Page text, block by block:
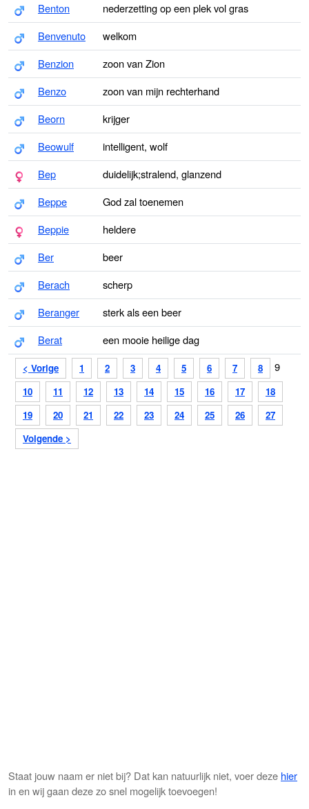
< Vorige 1 2 3 4 5 6 7 8 9
10 11 12 13 14 15 16 17
18
19
20 21 22 23 24 25 26
27
Volgende >
Benton
nederzetting op een plek vol gras
Benvenuto
welkom
Benzion
zoon van Zion
Benzo
zoon van mijn rechterhand
Beorn
krijger
Beowulf
intelligent, wolf
Bep
duidelijk;stralend, glanzend
Beppe
God zal toenemen
Beppie
heldere
Ber
beer
Berach
scherp
Beranger
sterk als een beer
Berat
een mooie heilige dag
Staat jouw naam er niet bij? Dat kan natuurlijk niet, voer deze hier
in en wij gaan deze zo snel mogelijk toevoegen!